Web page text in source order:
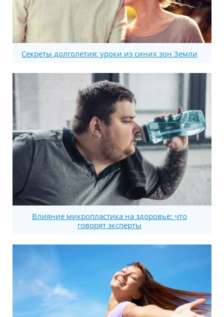
Секреты долголетия: уроки из синих зон Земли
Влияние микропластика на здоровье: что
говорят эксперты